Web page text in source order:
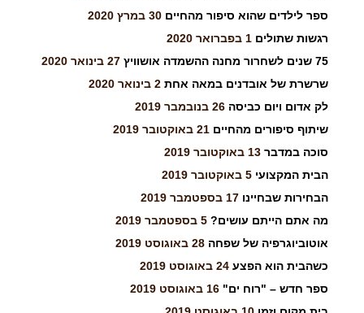
ספר לילדים שהוא סיפור מהחיים 30 במרץ 2020
רגשות שתולים 1 בפברואר 2020
75 שנים לשחרור מחנה ההשמדה אושוויץ
27 בינואר 2020
שרשרת של אובדנים במאה אחת 2 בינואר 2020
לק אדום ויום כביסה 26 בנובמבר 2019
שיתוף סיפורים מהחיים 21 באוקטובר 2019
סוכה במדבר 13 באוקטובר 2019
הבית המקצועי 5 באוקטובר 2019
הבחירות שבחיינו 17 בספטמבר 2019
מה אתם הייתם עושים? 5 בספטמבר 2019
אוטוביוגרפיה של שפחה 28 באוגוסט 2019
כשהבית הוא הפצע 24 באוגוסט 2019
ספר חדש – "רוח ים" 16 באוגוסט 2019